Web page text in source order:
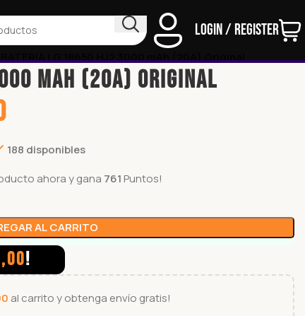
Login / Register
BATERIA LG 18650 HJ2 3000 mAh (20A) Original
mAh (20A) Original
188 disponibles
ahora y gana 761 Puntos!
AL CARRITO
!
al carrito y obtenga envío gratis!